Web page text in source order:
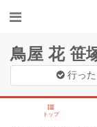
鳥屋 花 笹
行った
トップ